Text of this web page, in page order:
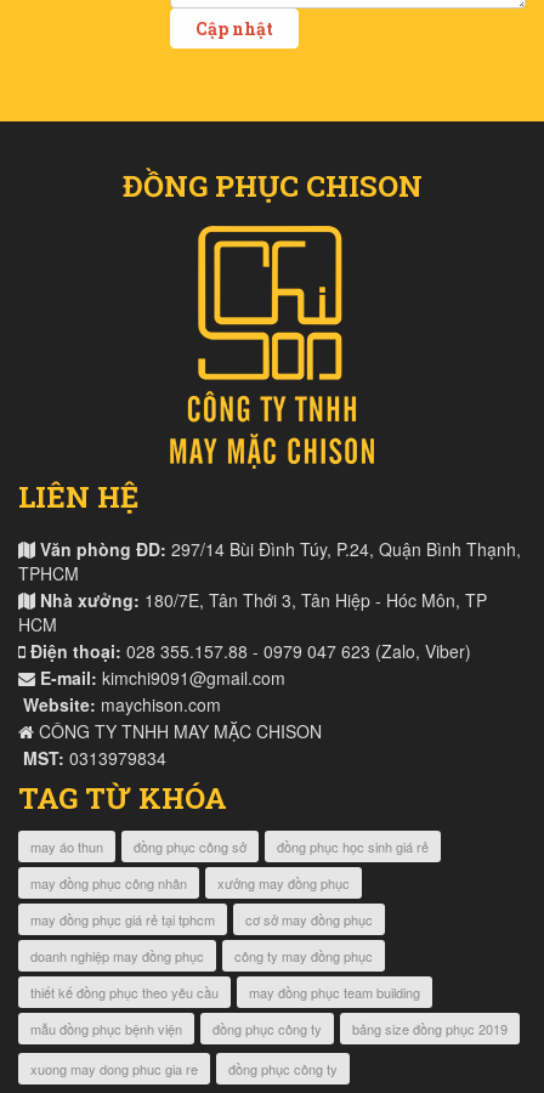
ĐỒNG PHỤC CHISON
LIÊN HỆ
Văn phòng ĐD: 297/14 Bùi Đình Túy, P.24, Quận Bình Thạnh,
TPHCM
Nhà xưởng: 180/7E, Tân Thới 3, Tân Hiệp - Hóc Môn, TP
HCM
Điện thoại: 028 355.157.88 - 0979 047 623 (Zalo, Viber)
E-mail: kimchi9091@gmail.com
Website: maychison.com
CÔNG TY TNHH MAY MẶC CHISON
MST: 0313979834
TAG TỪ KHÓA
may áo thun đồng phục công sở
đồng phục học sinh giá rẻ
may đồng phục công nhân
xưởng may đồng phục
may đồng phục giá rẻ tại tphcm
cơ sở may đồng phục
doanh nghiệp may đồng phục
công ty may đồng phục
thiết kế đồng phục theo yêu cầu
may đồng phục team building
mẫu đồng phục bệnh viện
đồng phục công ty bảng size đồng phục 2019
xuong may dong phuc gia re đồng phục công ty